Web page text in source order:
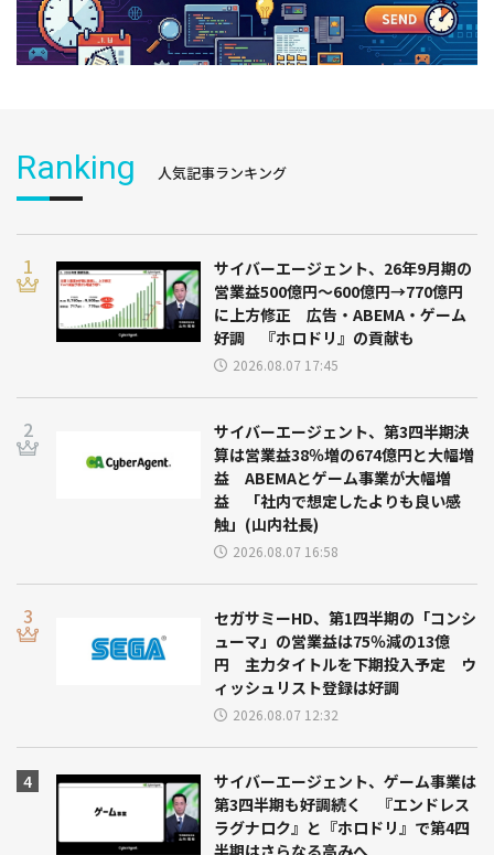
Ranking 人気記事ランキング
サイバーエージェント、26年9月期の
営業益500億円～600億円→770億円
に上方修正 広告・ABEMA・ゲーム
好調 『ホロドリ』の貢献も
2026.08.07 17:45
サイバーエージェント、第3四半期決
算は営業益38％増の674億円と大幅増
益 ABEMAとゲーム事業が大幅増
益 「社内で想定したよりも良い感
触」(山内社長)
2026.08.07 16:58
セガサミーHD、第1四半期の「コンシ
ューマ」の営業益は75％減の13億
円 主力タイトルを下期投入予定 ウ
ィッシュリスト登録は好調
2026.08.07 12:32
サイバーエージェント、ゲーム事業は
第3四半期も好調続く 『エンドレス
ラグナロク』と『ホロドリ』で第4四